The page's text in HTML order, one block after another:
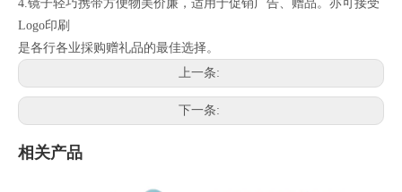
4.镜子轻巧携带方便物美价廉，适用于促销广告、赠品。亦可接受
Logo印刷
是各行各业採购赠礼品的最佳选择。
上一条:
下一条:
相关产品